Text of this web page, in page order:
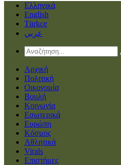
Ελληνικά
English
Türkçe
عربي
Αρχική
Πολιτική
Οικονομία
Βουλή
Κοινωνία
Εσωτερικά
Ευρώπη
Κόσμος
Αθλητικά
Virals
Επιστήμες